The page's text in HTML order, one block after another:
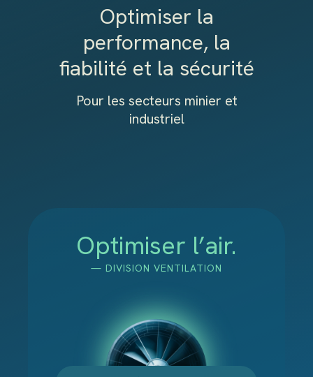
Optimiser la
performance, la
fiabilité et la sécurité
Pour les secteurs minier et
industriel
Optimiser l’air.
— DIVISION VENTILATION